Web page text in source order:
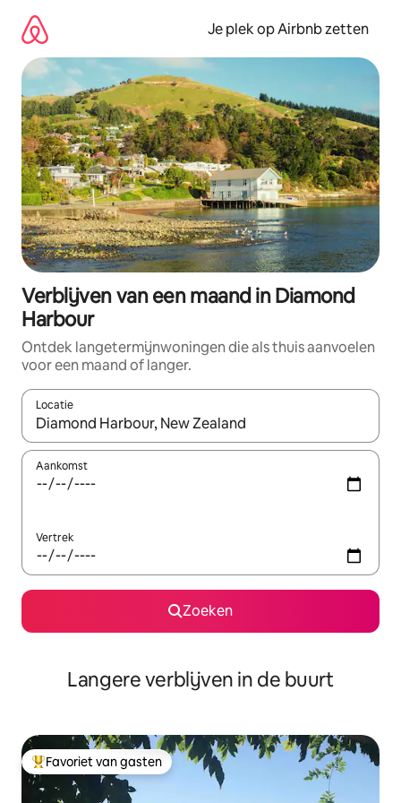
direct
naar
inhoud
Je plek op Airbnb zetten
Verblijven van een maand in Diamond
Harbour
Ontdek langetermijnwoningen die als thuis aanvoelen
voor een maand of langer.
Locatie
Wanneer er resultaten beschikbaar zijn, maak je een keuze
Aankomst
Vertrek
Zoeken
Langere verblijven in de buurt
Topfavoriet van gasten
Favoriet van gasten